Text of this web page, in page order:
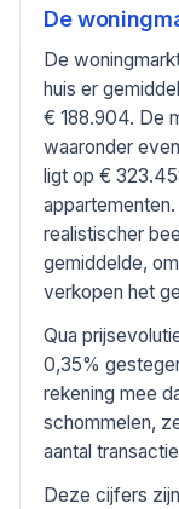
De
De
huis er
€ 188.904. De
waaronder
ligt op €
realistischer
gemiddelde,
verkopen het
Qua
0,35%
rekening mee
schommelen,
aantal
Deze cijfers